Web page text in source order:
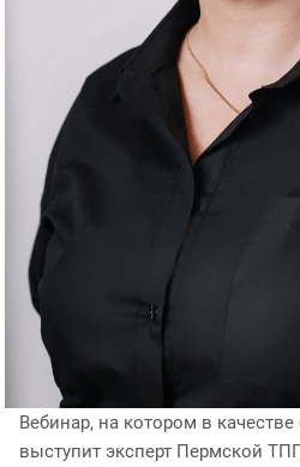
Вебинар, на котором в
выступит эксперт Пермской